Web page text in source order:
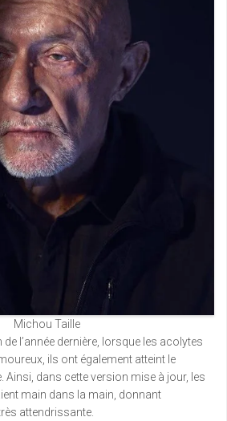
Michou Taille
l’année dernière, lorsque les acolytes
ils ont également atteint le
dans cette version mise à jour, les
main dans la main, donnant
attendrissante.